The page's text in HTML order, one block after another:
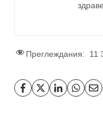
Преглеждания: 11